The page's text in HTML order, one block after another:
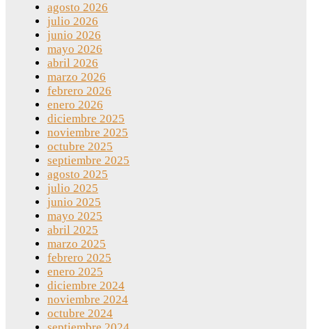
agosto 2026
julio 2026
junio 2026
mayo 2026
abril 2026
marzo 2026
febrero 2026
enero 2026
diciembre 2025
noviembre 2025
octubre 2025
septiembre 2025
agosto 2025
julio 2025
junio 2025
mayo 2025
abril 2025
marzo 2025
febrero 2025
enero 2025
diciembre 2024
noviembre 2024
octubre 2024